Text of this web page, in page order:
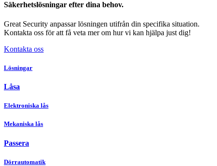
Säkerhetslösningar efter dina behov.
Great Security anpassar lösningen utifrån din specifika situation.
Kontakta oss för att få veta mer om hur vi kan hjälpa just dig!
Kontakta oss
Lösningar
Låsa
Elektroniska lås
Mekaniska lås
Passera
Dörrautomatik